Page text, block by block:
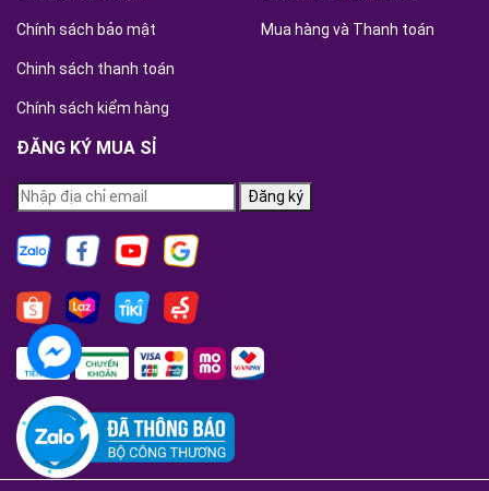
Chính sách bảo mật
Chinh sách thanh toán
Chính sách kiểm hàng
Mua hàng và Thanh toán
ĐĂNG KÝ MUA SỈ
Đăng ký